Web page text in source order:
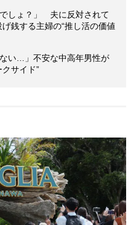
でしょ？」 夫に反対されて
銭する主婦の“推し活の価値
い…」不安な中高年男性が
サイド”